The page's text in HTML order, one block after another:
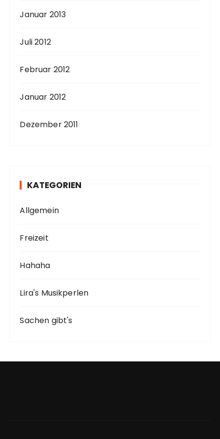
Januar 2013
Juli 2012
Februar 2012
Januar 2012
Dezember 2011
KATEGORIEN
Allgemein
Freizeit
Hahaha
Lira's Musikperlen
Sachen gibt's